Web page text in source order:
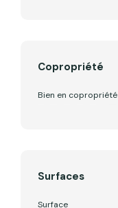
Copropriété
Bien en copropriété
Surfaces
Surface